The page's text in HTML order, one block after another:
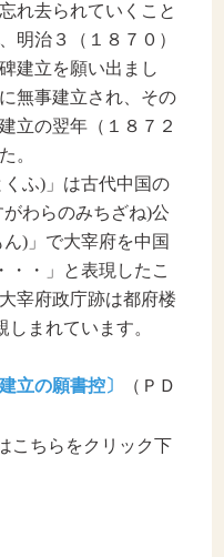
れ去られていくこと
明治３（１８７０）
建立を願い出まし
無事建立され、その
立の翌年（１８７２
。
ふ)」は古代中国の
わらのみちざね)公
)」で大宰府を中国
・・」と表現したこ
宰府政庁跡は都府楼
まれています。
立の願書控〕
（ＰＤ
こちらをクリック下